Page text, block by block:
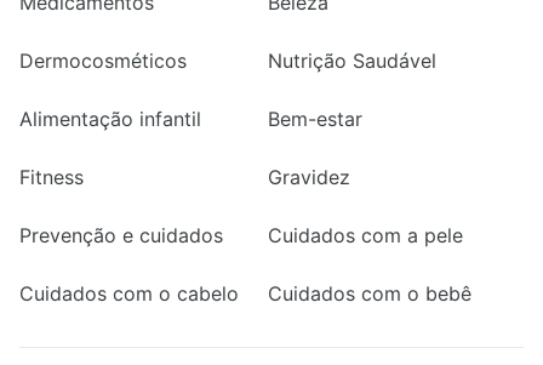
Dermocosméticos Nutrição Saudável
Alimentação infantil Bem-estar
Fitness Gravidez
Prevenção e cuidados Cuidados com a pele
Cuidados com o cabelo Cuidados com o bebê